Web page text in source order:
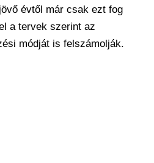
évtől már csak ezt fog
a tervek szerint az
módját is felszámolják.